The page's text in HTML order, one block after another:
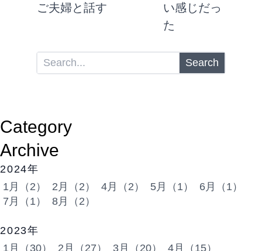
ご夫婦と話す
い感じだっ
た
Search
Category
Archive
2024年
1月（2）
2月（2） 4月（2） 5月（1）
6月（1）
7月（1）
8月（2）
2023年
1月（30）
2月（27） 3月（20） 4月（15）